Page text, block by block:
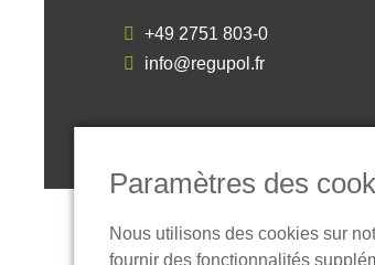
+49 2751 803-0
info@regupol.fr
Paramètres des
Nous utilisons des cookies sur
fournir des fonctionnalités